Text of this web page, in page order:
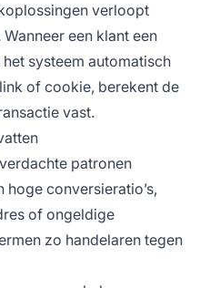
verloopt
een klant een
systeem automatisch
of cookie, berekent de
vast.
patronen
conversieratio’s,
of ongeldige
zo handelaren tegen